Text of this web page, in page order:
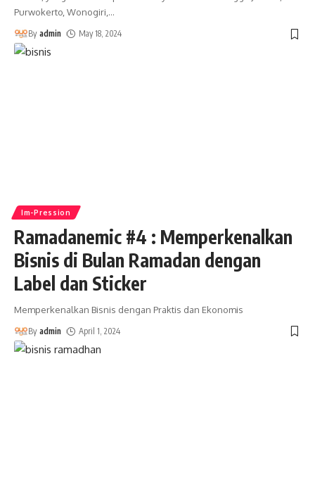
Purwokerto, Wonogiri, …
By admin May 18, 2024
Im-Pression
Ramadanemic #4 : Memperkenalkan
Bisnis di Bulan Ramadan dengan
Label dan Sticker
Memperkenalkan Bisnis dengan Praktis dan Ekonomis
By admin April 1, 2024